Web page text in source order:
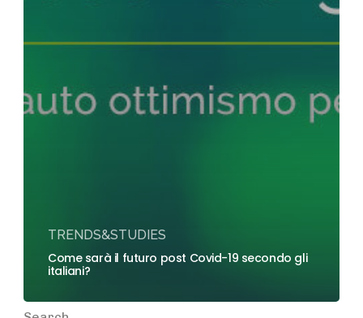
TRENDS&STUDIES
Come sarà il futuro post Covid-19 secondo gli
italiani?